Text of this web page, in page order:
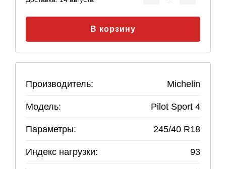
В корзину
Производитель: Michelin
Модель: Pilot Sport 4
Параметры: 245/40 R18
Индекс нагрузки: 93